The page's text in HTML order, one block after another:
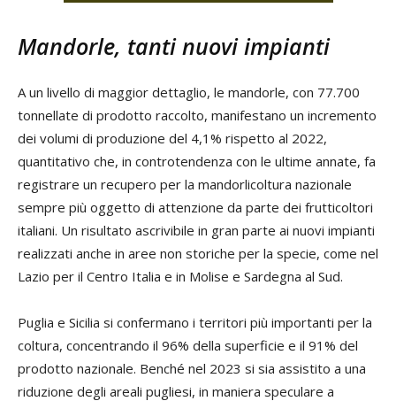
Mandorle, tanti nuovi impianti
A un livello di maggior dettaglio, le mandorle, con 77.700
tonnellate di prodotto raccolto, manifestano un incremento
dei volumi di produzione del 4,1% rispetto al 2022,
quantitativo che, in controtendenza con le ultime annate, fa
registrare un recupero per la mandorlicoltura nazionale
sempre più oggetto di attenzione da parte dei frutticoltori
italiani. Un risultato ascrivibile in gran parte ai nuovi impianti
realizzati anche in aree non storiche per la specie, come nel
Lazio per il Centro Italia e in Molise e Sardegna al Sud.
Puglia e Sicilia si confermano i territori più importanti per la
coltura, concentrando il 96% della superficie e il 91% del
prodotto nazionale. Benché nel 2023 si sia assistito a una
riduzione degli areali pugliesi, in maniera speculare a